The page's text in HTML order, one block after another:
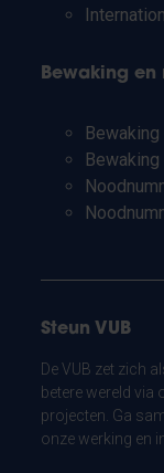
Bewaking
Steun VUB
De VUB zet zich
betere wereld
projecten. Ga
onze werking en